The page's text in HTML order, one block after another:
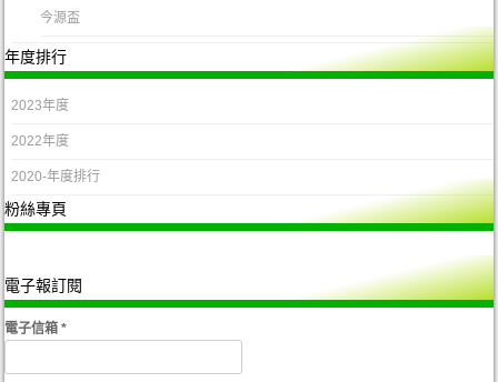
今源盃
年度排行
2023年度
2022年度
2020-年度排行
粉絲專頁
電子報訂閱
電子信箱*